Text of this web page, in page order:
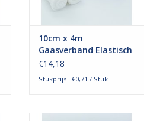
10cm x 4m
Gaasverband Elastisch
€14,18
Stukprijs : €0,71 / Stuk